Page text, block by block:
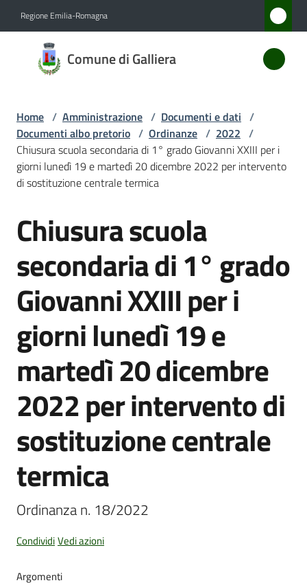
Regione Emilia-Romagna
Comune di Galliera
Comune
di
Amministrazione
Menu selezionato
Novità
Servizi
Vivere
Galliera
Amministrazione
Trasparente
Tutti
gli
argomenti...
Seguici
Home / Amministrazione / Documenti e dati /
Documenti albo pretorio / Ordinanze / 2022 /
Chiusura scuola secondaria di 1° grado Giovanni XXIII per i
giorni lunedì 19 e martedì 20 dicembre 2022 per intervento
di sostituzione centrale termica
Salta al contenuto
Chiusura scuola
secondaria di 1° grado
Giovanni XXIII per i
giorni lunedì 19 e
martedì 20 dicembre
2022 per intervento di
sostituzione centrale
termica
Ordinanza n. 18/2022
CondividiVedi azioni
Argomenti